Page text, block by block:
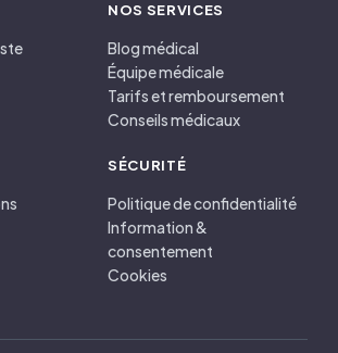
NOS SERVICES
Blog médical
Équipe médicale
Tarifs et remboursement
Conseils médicaux
SÉCURITÉ
Politique de confidentialité
Information &
consentement
Cookies